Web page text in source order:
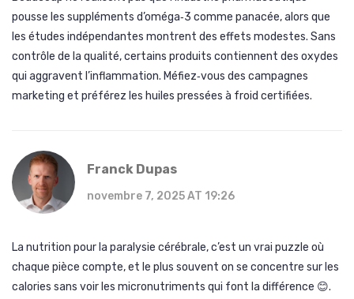
pousse les suppléments d’oméga‑3 comme panacée, alors que
les études indépendantes montrent des effets modestes. Sans
contrôle de la qualité, certains produits contiennent des oxydes
qui aggravent l’inflammation. Méfiez‑vous des campagnes
marketing et préférez les huiles pressées à froid certifiées.
Franck Dupas
novembre 7, 2025 AT 19:26
La nutrition pour la paralysie cérébrale, c’est un vrai puzzle où
chaque pièce compte, et le plus souvent on se concentre sur les
calories sans voir les micronutriments qui font la différence 😊.